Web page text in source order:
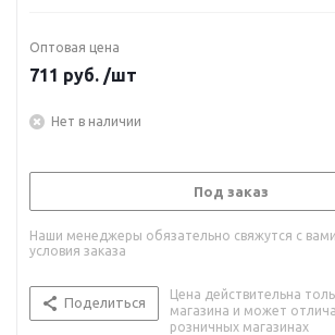
Оптовая цена
711 руб. /шт
Нет в наличии
Под заказ
Наши менеджеры обязательно свяжутся с
условия заказа
Поделиться
Цена действительна
магазина и может
розничных магазинах